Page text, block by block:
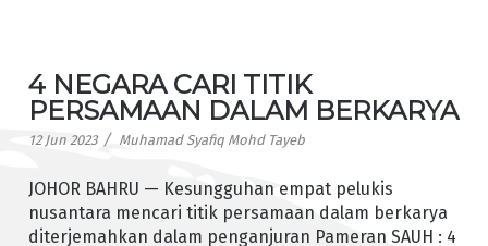
4 NEGARA CARI TITIK
PERSAMAAN DALAM BERKARYA
12 Jun 2023 / Muhamad Syafiq Mohd Tayeb
JOHOR BAHRU — Kesungguhan empat pelukis
nusantara mencari titik persamaan dalam berkarya
diterjemahkan dalam penganjuran Pameran SAUH : 4